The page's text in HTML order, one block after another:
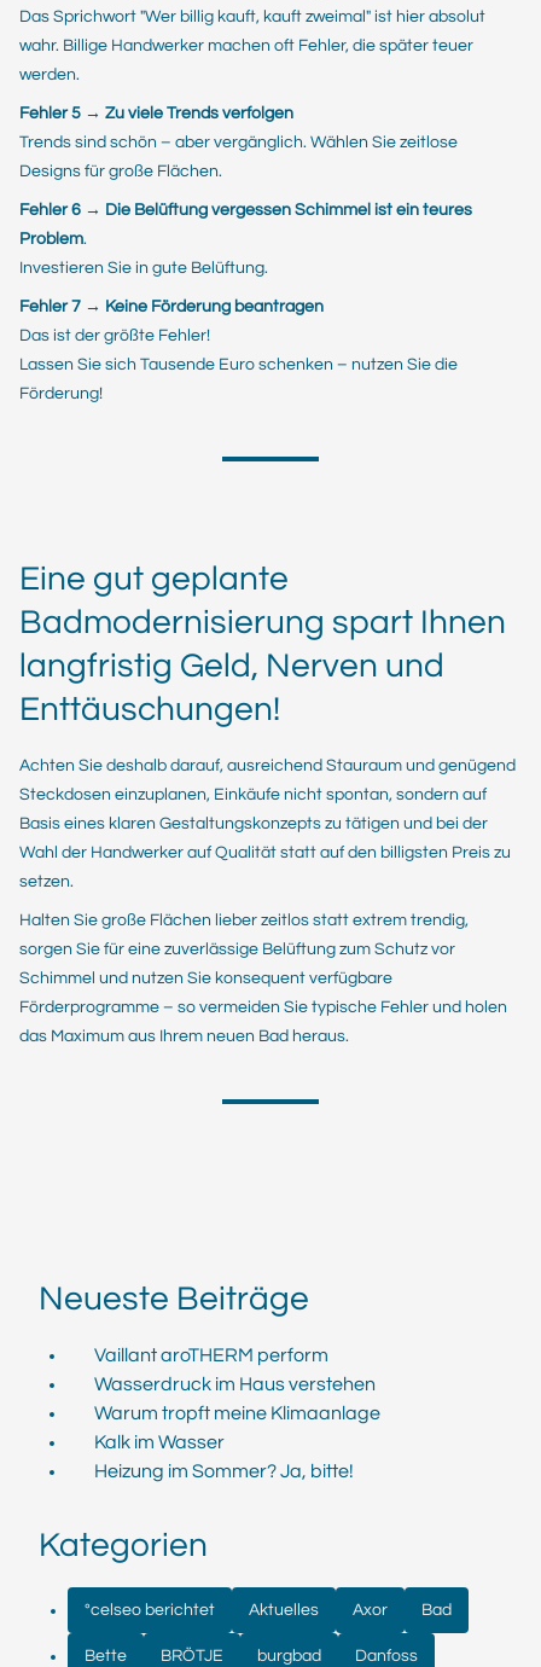
Das Sprichwort "Wer billig kauft, kauft zweimal" ist hier absolut
wahr. Billige Handwerker machen oft Fehler, die später teuer
werden.
Fehler 5 → Zu viele Trends verfolgen
Trends sind schön – aber vergänglich. Wählen Sie zeitlose
Designs für große Flächen.
Fehler 6 → Die Belüftung vergessen Schimmel ist ein teures
Problem.
Investieren Sie in gute Belüftung.
Fehler 7 → Keine Förderung beantragen
Das ist der größte Fehler!
Lassen Sie sich Tausende Euro schenken – nutzen Sie die
Förderung!
Eine gut geplante
Badmodernisierung spart Ihnen
langfristig Geld, Nerven und
Enttäuschungen!
Achten Sie deshalb darauf, ausreichend Stauraum und genügend
Steckdosen einzuplanen, Einkäufe nicht spontan, sondern auf
Basis eines klaren Gestaltungskonzepts zu tätigen und bei der
Wahl der Handwerker auf Qualität statt auf den billigsten Preis zu
setzen.
Halten Sie große Flächen lieber zeitlos statt extrem trendig,
sorgen Sie für eine zuverlässige Belüftung zum Schutz vor
Schimmel und nutzen Sie konsequent verfügbare
Förderprogramme – so vermeiden Sie typische Fehler und holen
das Maximum aus Ihrem neuen Bad heraus.
Neueste Beiträge
Vaillant aroTHERM perform
Wasserdruck im Haus verstehen
Warum tropft meine Klimaanlage
Kalk im Wasser
Heizung im Sommer? Ja, bitte!
Kategorien
°celseo berichtet Aktuelles Axor Bad
Bette BRÖTJE burgbad Danfoss